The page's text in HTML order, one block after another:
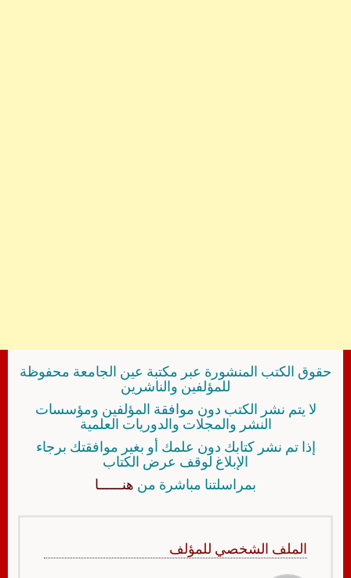
حقوق الكتب المنشورة عبر مكتبة عين الجامعة محفوظة
للمؤلفين والناشرين
لا يتم نشر الكتب دون موافقة المؤلفين ومؤسسات
النشر والمجلات والدوريات العلمية
إذا تم نشر كتابك دون علمك أو بغير موافقتك برجاء
الإبلاغ لوقف عرض الكتاب
بمراسلتنا مباشرة من هنــــــا
الملف الشخصي للمؤلف